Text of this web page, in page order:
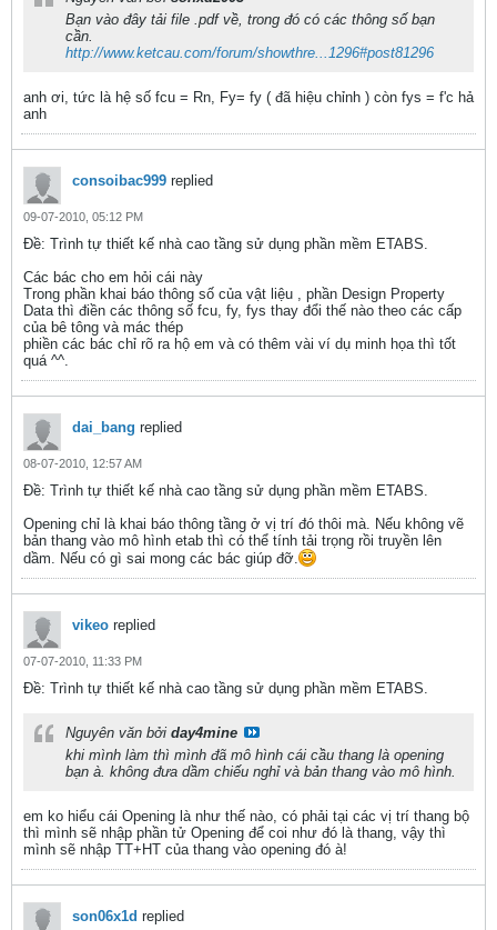
Bạn vào đây tải file .pdf về, trong đó có các thông số bạn
cần.
http://www.ketcau.com/forum/showthre...1296#post81296
anh ơi, tức là hệ số fcu = Rn, Fy= fy ( đã hiệu chỉnh ) còn fys = f'c hả
anh
consoibac999 replied
09-07-2010, 05:12 PM
Ðề: Trình tự thiết kế nhà cao tầng sử dụng phần mềm ETABS.
Các bác cho em hỏi cái này
Trong phần khai báo thông số của vật liệu , phần Design Property
Data thì điền các thông số fcu, fy, fys thay đổi thế nào theo các cấp
của bê tông và mác thép
phiền các bác chỉ rõ ra hộ em và có thêm vài ví dụ minh họa thì tốt
quá ^^.
dai_bang replied
08-07-2010, 12:57 AM
Ðề: Trình tự thiết kế nhà cao tầng sử dụng phần mềm ETABS.
Opening chỉ là khai báo thông tầng ở vị trí đó thôi mà. Nếu không vẽ
bản thang vào mô hình etab thì có thể tính tải trọng rồi truyền lên
dầm. Nếu có gì sai mong các bác giúp đỡ.
vikeo replied
07-07-2010, 11:33 PM
Ðề: Trình tự thiết kế nhà cao tầng sử dụng phần mềm ETABS.
Nguyên văn bởi day4mine
khi mình làm thì mình đã mô hình cái cầu thang là opening
bạn à. không đưa dầm chiếu nghỉ và bản thang vào mô hình.
em ko hiểu cái Opening là như thế nào, có phải tại các vị trí thang bộ
thì mình sẽ nhập phần tử Opening để coi như đó là thang, vậy thì
mình sẽ nhập TT+HT của thang vào opening đó à!
son06x1d replied